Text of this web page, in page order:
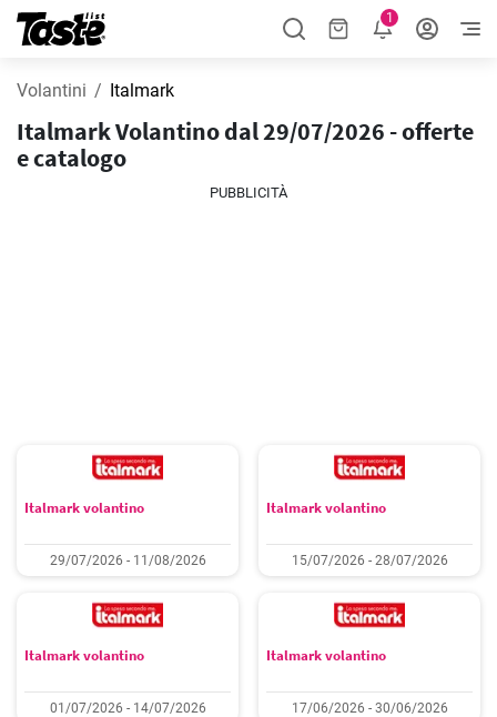
1
Volantini Italmark
Italmark Volantino dal 29/07/2026 - offerte
e catalogo
PUBBLICITÀ
Italmark volantino
29/07/2026 - 11/08/2026
Italmark volantino
15/07/2026 - 28/07/2026
Italmark volantino
01/07/2026 - 14/07/2026
Italmark volantino
17/06/2026 - 30/06/2026